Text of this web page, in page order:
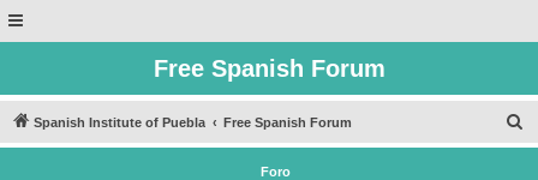
Free Spanish Forum
Spanish Institute of Puebla Free Spanish Forum
u
Foro